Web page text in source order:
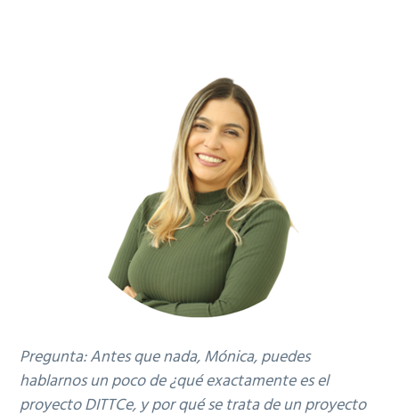
Pregunta: Antes que nada, Mónica, puedes
hablarnos un poco de ¿qué exactamente es el
proyecto DITTCe, y por qué se trata de un proyecto